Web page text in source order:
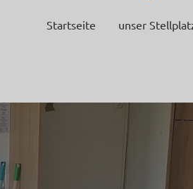
Startseite unser